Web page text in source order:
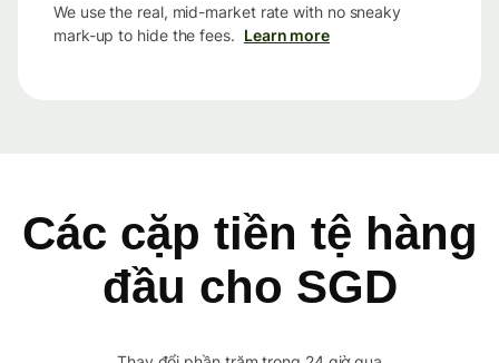
We use the real, mid-market rate with no sneaky
mark-up to hide the fees. Learn more
Các cặp tiền tệ hàng
đầu cho SGD